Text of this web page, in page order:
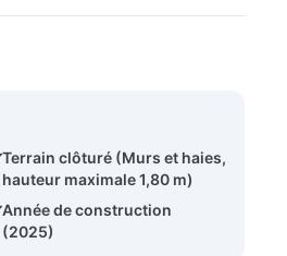
Terrain clôturé (Murs et haies,
hauteur maximale 1,80 m)
Année de construction
(2025)